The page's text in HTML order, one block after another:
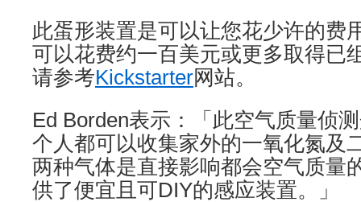
此蛋形装置是可以让您花少许的费
可以花费约一百美元或更多取得已
请参考Kickstarter网站。
Ed Borden表示：「此空气质量侦
个人都可以收集家外的一氧化氮及
两种气体是直接影响都会空气质量
供了便宜且可DIY的感应装置。」